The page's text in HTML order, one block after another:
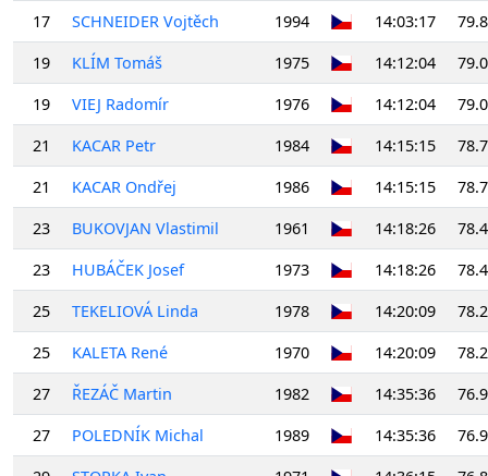
17
SCHNEIDER Vojtěch 1994 14:03:17
19
KLÍM Tomáš 1975 14:12:04
19
VIEJ Radomír 1976 14:12:04
21
KACAR Petr 1984 14:15:15
21
KACAR Ondřej 1986 14:15:15
23
BUKOVJAN Vlastimil 1961 14:18:26
23
HUBÁČEK Josef 1973 14:18:26
25
TEKELIOVÁ Linda 1978 14:20:09
25
KALETA René 1970 14:20:09
27
ŘEZÁČ Martin 1982 14:35:36
27
POLEDNÍK Michal 1989 14:35:36